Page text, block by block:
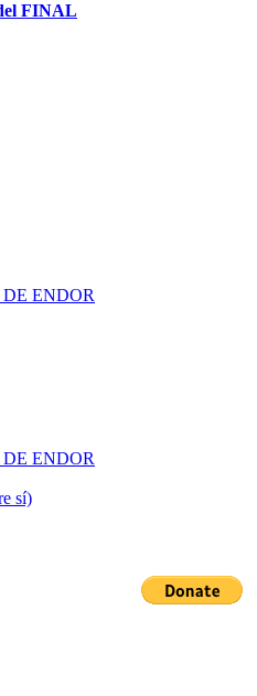
FINAL
DE ENDOR
DE ENDOR
sí)